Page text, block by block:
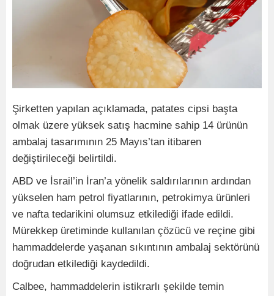
Şirketten yapılan açıklamada, patates cipsi başta
olmak üzere yüksek satış hacmine sahip 14 ürünün
ambalaj tasarımının 25 Mayıs’tan itibaren
değiştirileceği belirtildi.
ABD ve İsrail’in İran’a yönelik saldırılarının ardından
yükselen ham petrol fiyatlarının, petrokimya ürünleri
ve nafta tedarikini olumsuz etkilediği ifade edildi.
Mürekkep üretiminde kullanılan çözücü ve reçine gibi
hammaddelerde yaşanan sıkıntının ambalaj sektörünü
doğrudan etkilediği kaydedildi.
Calbee, hammaddelerin istikrarlı şekilde temin